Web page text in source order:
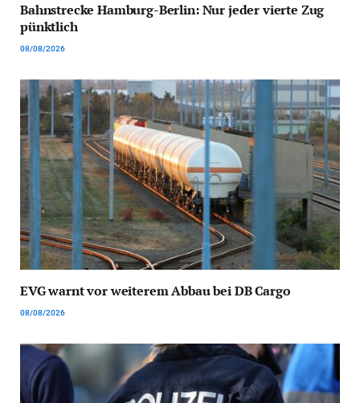
Bahnstrecke Hamburg-Berlin: Nur jeder vierte Zug
pünktlich
08/08/2026
EVG warnt vor weiterem Abbau bei DB Cargo
08/08/2026